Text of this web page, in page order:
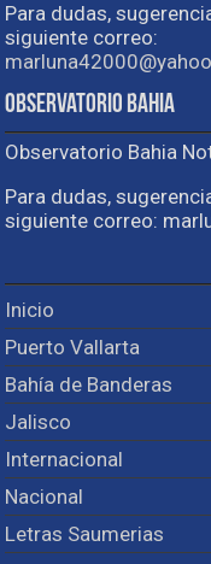
Para dudas,
siguiente correo:
Observatorio Bahia
Observatorio Bahia
Para dudas,
siguiente correo:
Inicio
Puerto Vallarta
Bahía de Banderas
Jalisco
Internacional
Nacional
Letras Saumerias